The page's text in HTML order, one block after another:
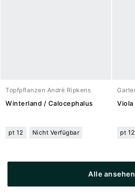
Topfpflanzen Andrè Ripkens
Winterland / Calocephalus
pt 12 Nicht Verfügbar
Viola
pt 12
Alle ansehen